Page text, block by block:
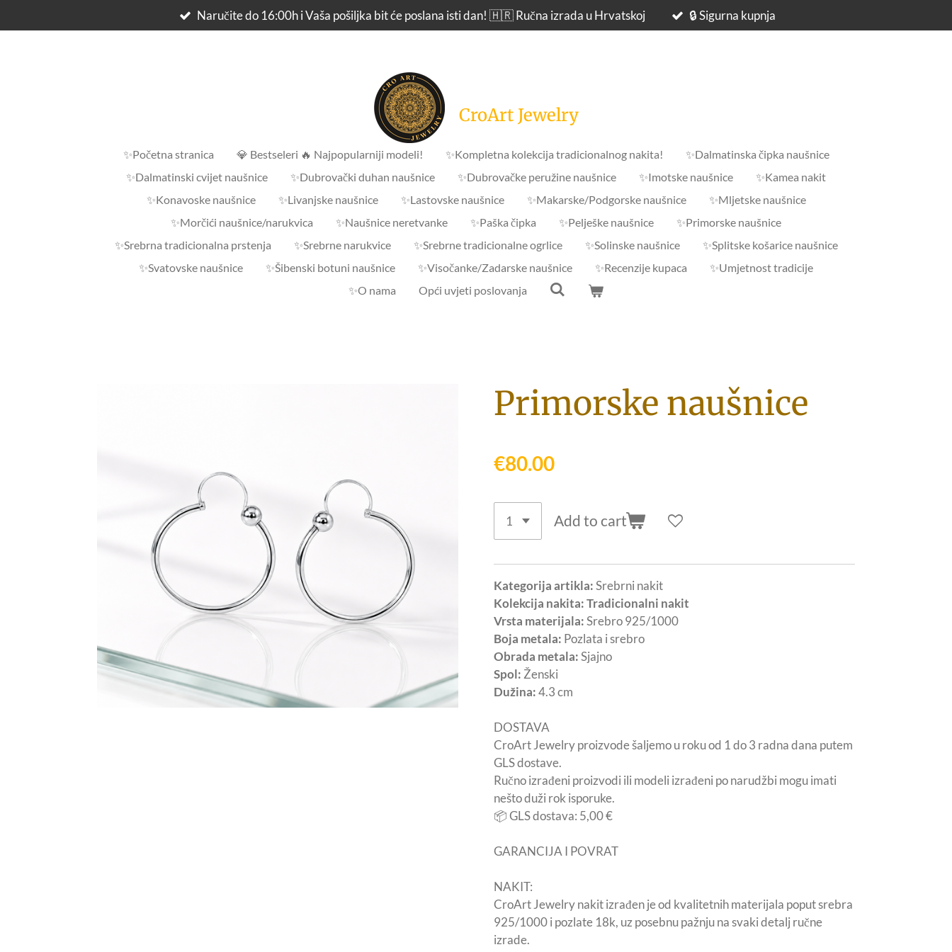
to
Naručite do 16:00h i Vaša pošiljka bit će poslana isti dan! 🇭🇷 Ručna izrada u Hrvatskoj 🔒 Sigurna kupnja
CroArt Jewelry
✨Početna stranica 💎 Bestseleri 🔥 Najpopularniji modeli! ✨Kompletna kolekcija tradicionalnog nakita!
✨Dalmatinska čipka naušnice
✨Dalmatinski cvijet naušnice
✨Dubrovački duhan naušnice ✨Dubrovačke peružine naušnice ✨Imotske naušnice
✨Kamea nakit
✨Konavoske naušnice
✨Livanjske naušnice ✨Lastovske naušnice ✨Makarske/Podgorske naušnice
✨Mljetske naušnice
✨Morčići naušnice/narukvica
✨Naušnice neretvanke ✨Paška čipka ✨Pelješke naušnice
✨Primorske naušnice
✨Srebrna tradicionalna prstenja
✨Srebrne narukvice ✨Srebrne tradicionalne ogrlice ✨Solinske naušnice
✨Splitske košarice naušnice
✨Svatovske naušnice
✨Šibenski botuni naušnice ✨Visočanke/Zadarske naušnice ✨Recenzije kupaca
✨Umjetnost tradicije
✨O nama
Opći uvjeti poslovanja
Primorske naušnice
€80.00
Add to cart
Kategorija artikla:Srebrni nakit
Kolekcija nakita: Tradicionalni nakit
Vrsta materijala:Srebro 925/1000
Boja metala: Pozlata i srebro
Obrada metala:Sjajno
Spol: Ženski
Dužina:4.3 cm
DOSTAVA
CroArt Jewelry proizvode šaljemo u roku od 1 do 3 radna dana putem
GLS dostave.
Ručno izrađeni proizvodi ili modeli izrađeni po narudžbi mogu imati
nešto duži rok isporuke.
📦 GLS dostava: 5,00 €
GARANCIJA I POVRAT
NAKIT:
CroArt Jewelry nakit izrađen je od kvalitetnih materijala poput srebra
925/1000 i pozlate 18k, uz posebnu pažnju na svaki detalj ručne
izrade.